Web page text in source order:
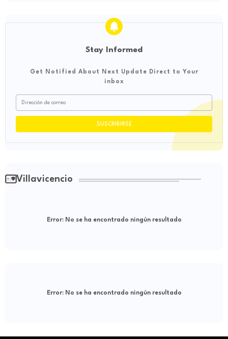
Stay Informed
Get Notified About Next Update Direct to Your
inbox
Villavicencio
Error:No se ha encontrado ningún resultado
Error:No se ha encontrado ningún resultado